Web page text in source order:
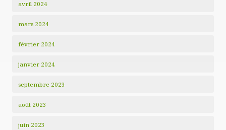
avril 2024
mars 2024
février 2024
janvier 2024
septembre 2023
août 2023
juin 2023